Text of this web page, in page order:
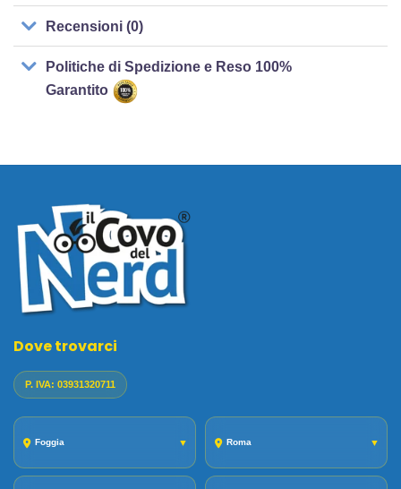
Recensioni (0)
Politiche di Spedizione e Reso 100%
Garantito
Dove trovarci
P. IVA: 03931320711
Foggia ▼ Roma ▼